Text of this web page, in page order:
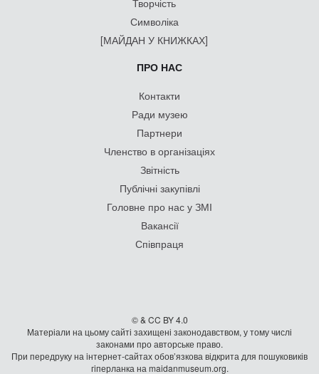
Творчість
Символіка
[МАЙДАН У КНИЖКАХ]
ПРО НАС
Контакти
Ради музею
Партнери
Членство в організаціях
Звітність
Публічні закупівлі
Головне про нас у ЗМІ
Вакансії
Співпраця
© & CC BY 4.0
Матеріали на цьому сайті захищені законодавством, у тому числі
законами про авторське право.
При передруку на iнтернет-сайтах обов’язкова відкрита для пошуковиків
гiперланка на maidanmuseum.org.